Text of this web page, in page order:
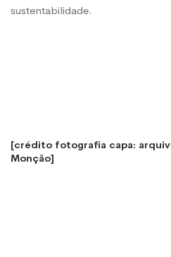
sustentabilidade.
[crédito fotografia capa:
Monção]